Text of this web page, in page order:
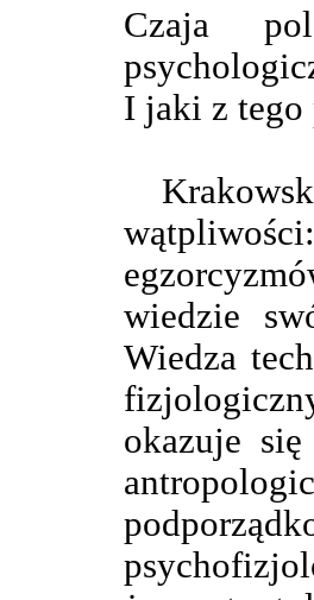
Czaja
I jaki z tego
wiedzie
Wiedza
okazuje